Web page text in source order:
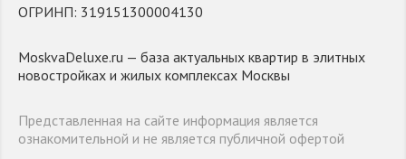
ОГРИНП: 319151300004130
MoskvaDeluxe.ru — база актуальных квартир в элитных
новостройках и жилых комплексах Москвы
Представленная на сайте информация является
ознакомительной и не является публичной офертой